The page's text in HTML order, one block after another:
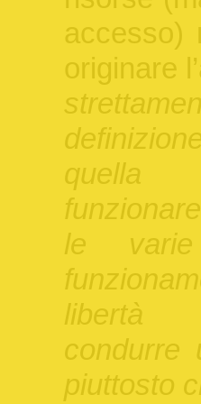
accesso)
originare
quella
le varie
libertà
piuttosto